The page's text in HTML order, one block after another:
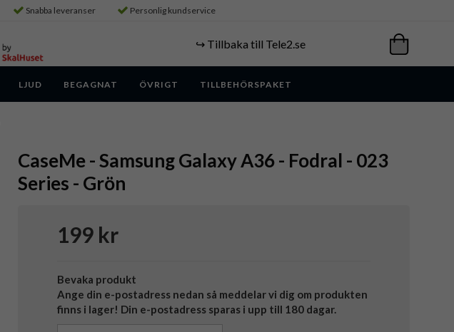
Snabba leveranser Personlig kundservice
↪️ Tillbaka till Tele2.se
LJUD BEGAGNAT ÖVRIGT TILLBEHÖRSPAKET
CaseMe - Samsung Galaxy A36 - Fodral - 023
Series - Grön
199 kr
Bevaka produkt
Ange din e-postadress nedan så meddelar vi dig om produkten
finns i lager! Din e-postadress sparas i upp till 180 dagar.